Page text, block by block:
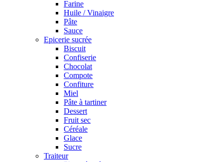
Farine
Huile / Vinaigre
Pâte
Sauce
Epicerie sucrée
Biscuit
Confiserie
Chocolat
Compote
Confiture
Miel
Pâte à tartiner
Dessert
Fruit sec
Céréale
Glace
Sucre
Traiteur